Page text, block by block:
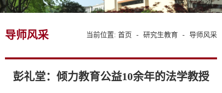
导师风采 当前位置: 首页 - 研究生教育 - 导师风采
彭礼堂：倾力教育公益10余年的法学教授